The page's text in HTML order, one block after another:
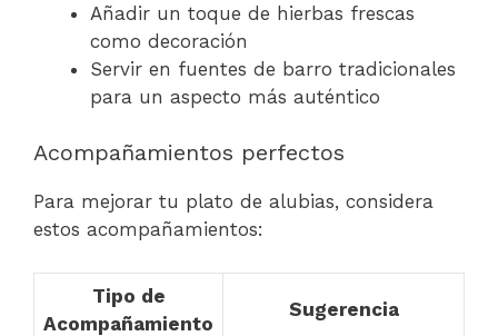
Añadir un toque de hierbas frescas
como decoración
Servir en fuentes de barro tradicionales
para un aspecto más auténtico
Acompañamientos perfectos
Para mejorar tu plato de alubias, considera
estos acompañamientos:
Tipo de
Acompañamiento
Sugerencia